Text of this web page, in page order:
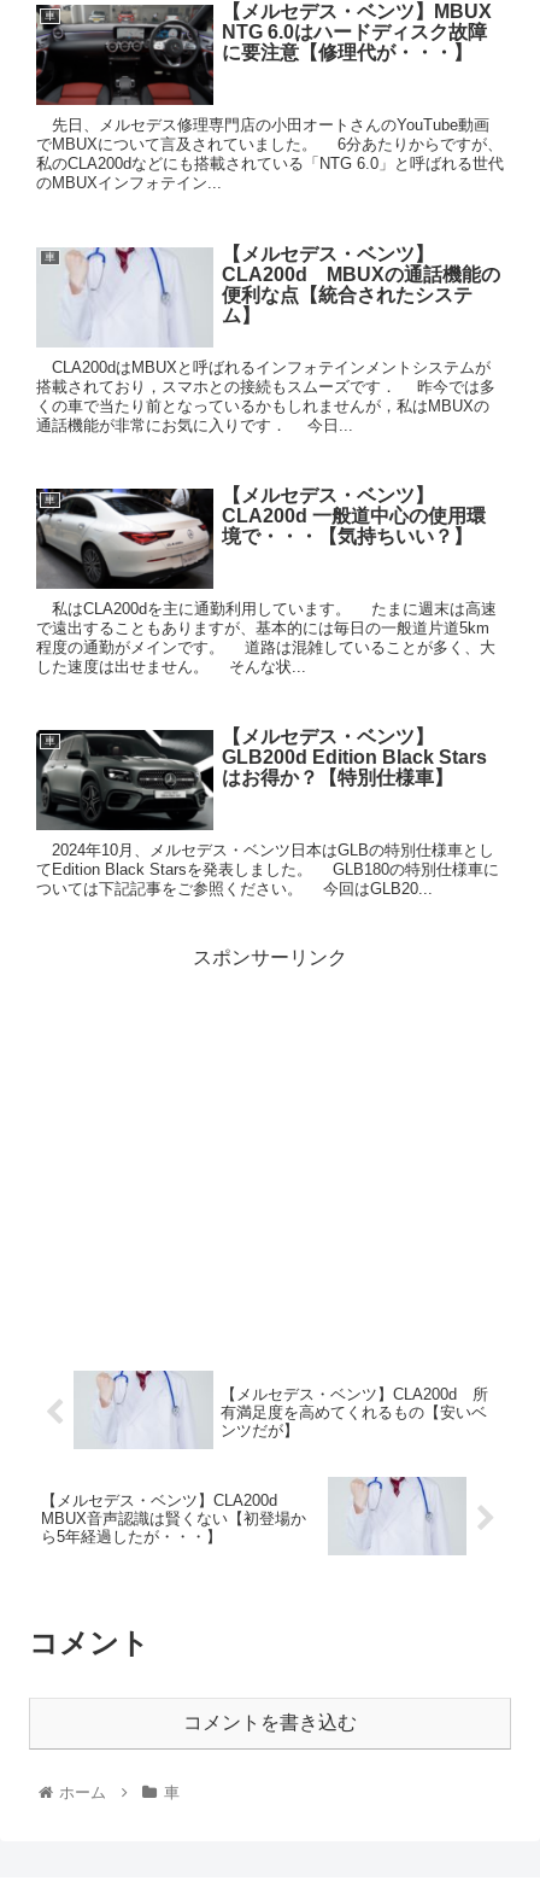
車
【メルセデス・ベンツ】MBUX
NTG 6.0はハードディスク故障
に要注意【修理代が・・・】
先日、メルセデス修理専門店の小田オートさんのYouTube動画
でMBUXについて言及されていました。 6分あたりからですが、
私のCLA200dなどにも搭載されている「NTG 6.0」と呼ばれる世代
のMBUXインフォテイン...
車
【メルセデス・ベンツ】
CLA200d MBUXの通話機能の
便利な点【統合されたシステ
ム】
CLA200dはMBUXと呼ばれるインフォテインメントシステムが
搭載されており，スマホとの接続もスムーズです． 昨今では多
くの車で当たり前となっているかもしれませんが，私はMBUXの
通話機能が非常にお気に入りです． 今日...
車
【メルセデス・ベンツ】
CLA200d 一般道中心の使用環
境で・・・【気持ちいい？】
私はCLA200dを主に通勤利用しています。 たまに週末は高速
で遠出することもありますが、基本的には毎日の一般道片道5km
程度の通勤がメインです。 道路は混雑していることが多く、大
した速度は出せません。 そんな状...
車
【メルセデス・ベンツ】
GLB200d Edition Black Stars
はお得か？【特別仕様車】
2024年10月、メルセデス・ベンツ日本はGLBの特別仕様車とし
てEdition Black Starsを発表しました。 GLB180の特別仕様車に
ついては下記記事をご参照ください。 今回はGLB20...
スポンサーリンク
【メルセデス・ベンツ】CLA200d 所
有満足度を高めてくれるもの【安いベ
ンツだが】
【メルセデス・ベンツ】CLA200d
MBUX音声認識は賢くない【初登場か
ら5年経過したが・・・】
コメント
コメントを書き込む
ホーム 車